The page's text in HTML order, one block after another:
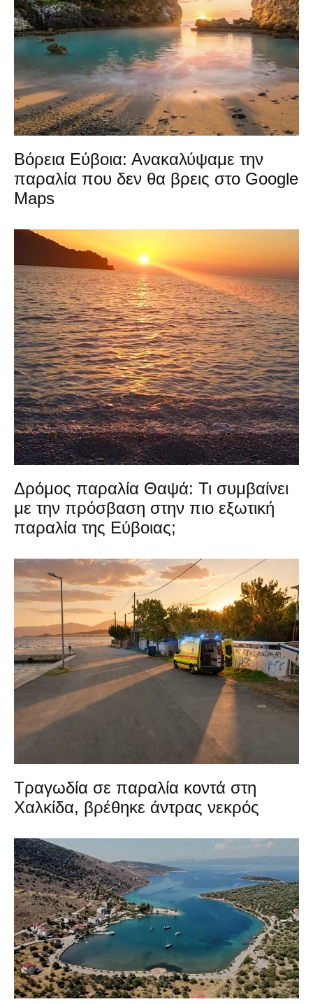
Βόρεια Εύβοια: Ανακαλύψαμε την
παραλία που δεν θα βρεις στο Google
Maps
Δρόμος παραλία Θαψά: Τι συμβαίνει
με την πρόσβαση στην πιο εξωτική
παραλία της Εύβοιας;
Τραγωδία σε παραλία κοντά στη
Χαλκίδα, βρέθηκε άντρας νεκρός